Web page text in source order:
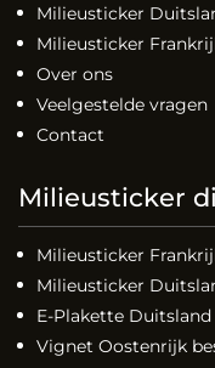
Milieusticker
Milieusticker
Over ons
Veelgestelde vragen
Contact
Milieusticker
Milieusticker
Milieusticker
E-Plakette
Vignet Oostenrijk